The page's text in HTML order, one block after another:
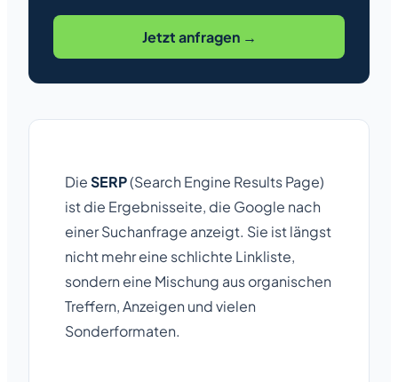
Jetzt anfragen →
DieSERP(Search Engine Results Page)
ist die Ergebnisseite, die Google nach
einer Suchanfrage anzeigt. Sie ist längst
nicht mehr eine schlichte Linkliste,
sondern eine Mischung aus organischen
Treffern, Anzeigen und vielen
Sonderformaten.